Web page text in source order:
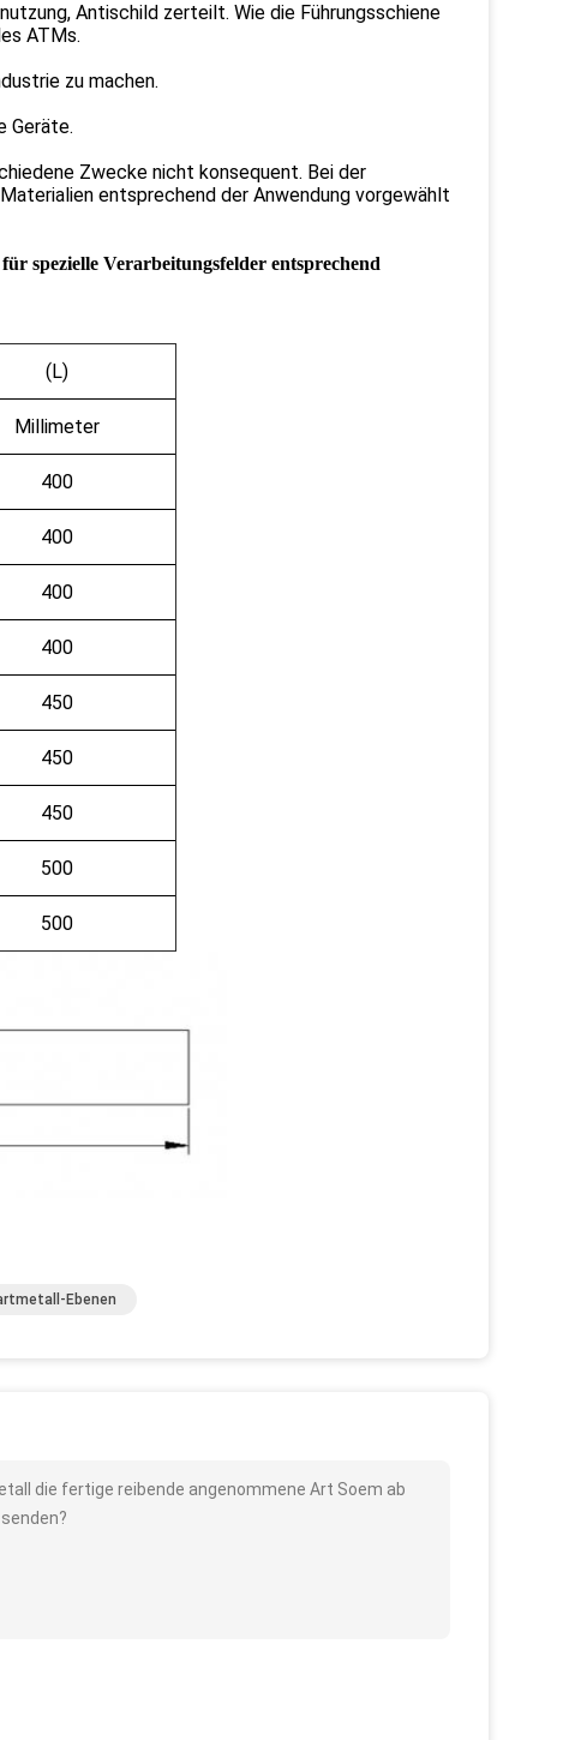
Antischild zerteilt. Wie die Führungsschiene
ATMs.
zu machen.
Geräte.
Zwecke nicht konsequent. Bei der
entsprechend der Anwendung vorgewählt
spezielle Verarbeitungsfelder entsprechend
(L)
Millimeter
400
400
400
400
450
450
450
500
500
Ebenen
die fertige reibende angenommene Art Soem ab